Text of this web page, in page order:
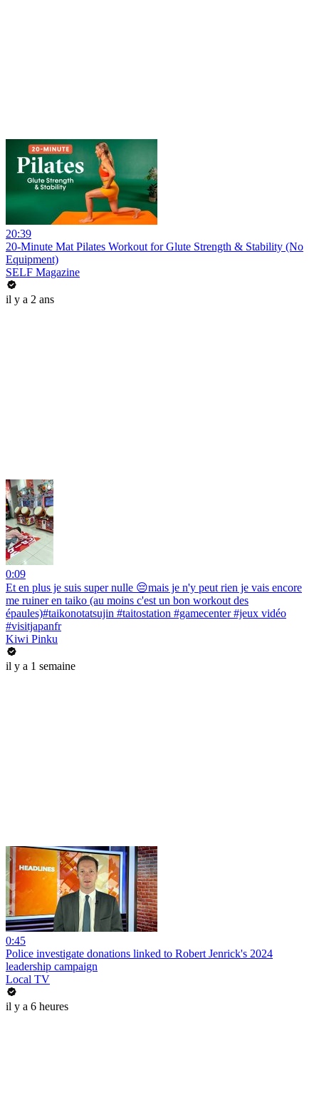
20:39
20-Minute Mat Pilates Workout for Glute Strength & Stability (No
Equipment)
SELF Magazine
il y a 2 ans
0:09
Et en plus je suis super nulle 😔mais je n'y peut rien je vais encore
me ruiner en taiko (au moins c'est un bon workout des
épaules)#taikonotatsujin #taitostation #gamecenter #jeux vidéo
#visitjapanfr
Kiwi Pinku
il y a 1 semaine
0:45
Police investigate donations linked to Robert Jenrick's 2024
leadership campaign
Local TV
il y a 6 heures